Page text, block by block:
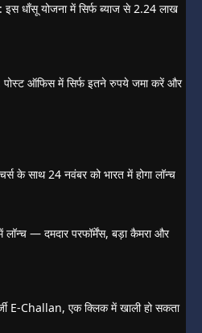
धाँसू योजना में सिर्फ ब्याज से 2.24 लाख
ऑफिस में सिर्फ इतने रुपये जमा करें और
के साथ 24 नवंबर को भारत में होगा लॉन्च
— दमदार परफॉर्मेंस, बड़ा कैमरा और
E-Challan, एक क्लिक में खाली हो सकता